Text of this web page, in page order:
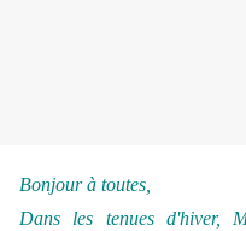
Bonjour à toutes,
Dans les tenues d'hiver,